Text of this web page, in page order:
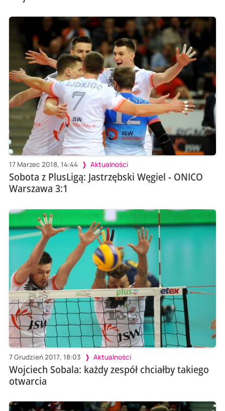
17 Marzec 2018, 14:44 Aktualności
Sobota z PlusLigą: Jastrzębski Węgiel - ONICO
Warszawa 3:1
7 Grudzień 2017, 18:03 Aktualności
Wojciech Sobala: każdy zespół chciałby takiego
otwarcia